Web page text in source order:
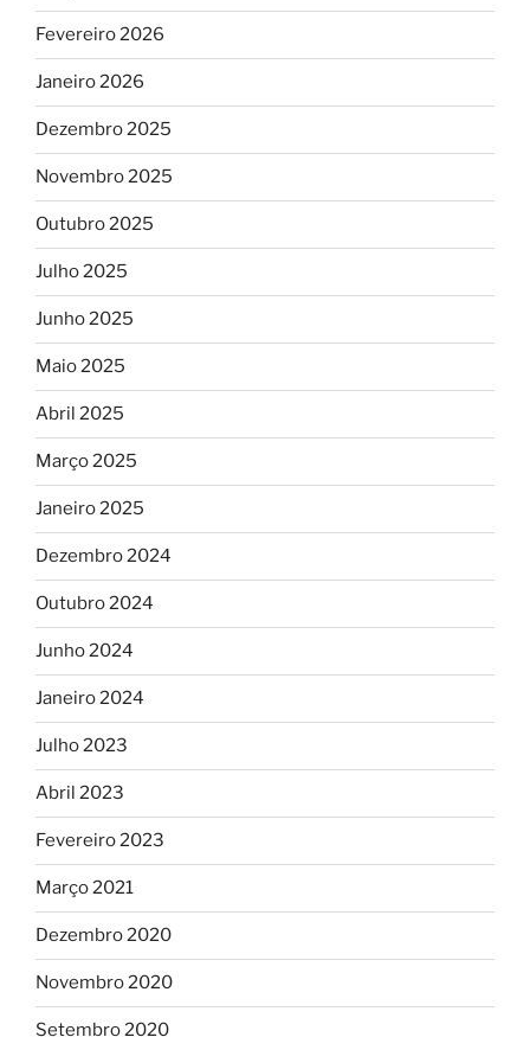
Fevereiro 2026
Janeiro 2026
Dezembro 2025
Novembro 2025
Outubro 2025
Julho 2025
Junho 2025
Maio 2025
Abril 2025
Março 2025
Janeiro 2025
Dezembro 2024
Outubro 2024
Junho 2024
Janeiro 2024
Julho 2023
Abril 2023
Fevereiro 2023
Março 2021
Dezembro 2020
Novembro 2020
Setembro 2020